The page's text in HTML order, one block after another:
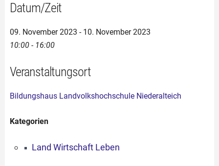
Datum/Zeit
09. November 2023 - 10. November 2023
10:00 - 16:00
Veranstaltungsort
Bildungshaus Landvolkshochschule Niederalteich
Kategorien
Land Wirtschaft Leben